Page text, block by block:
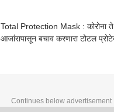
Total Protection Mask : कोरोना ते
आजांरापासून बचाव करणारा टोटल
Continues below advertisement